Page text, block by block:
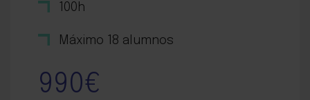
100h
Máximo 18 alumnos
990€